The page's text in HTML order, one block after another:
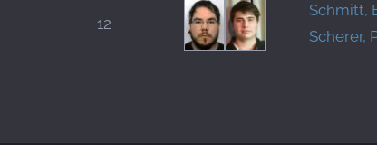
12
Schmitt,
Scherer,